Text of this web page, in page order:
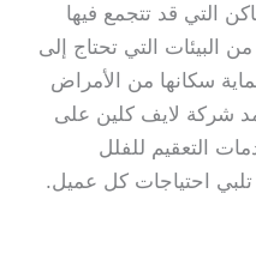
التي قد تتجمع فيها
من البيئات التي تحتاج إلى
سكانها من الأمراض
شركة لايف كلين على
التعقيم للفلل
تلبي احتياجات كل عميل.